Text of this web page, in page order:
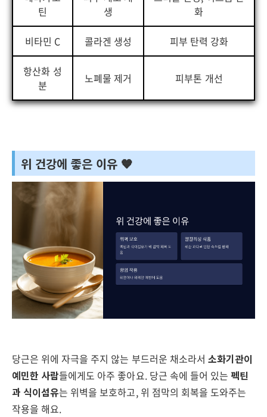
틴
생
화
비타민 C 콜라겐 생성 피부 탄력 강화
항산화 성
분
노폐물 제거 피부톤 개선
위 건강에 좋은 이유 🧡
당근은 위에 자극을 주지 않는 부드러운 채소라서 소화기관이
예민한 사람들에게도 아주 좋아요. 당근 속에 들어 있는 펙틴
과 식이섬유는 위벽을 보호하고, 위 점막의 회복을 도와주는
작용을 해요.